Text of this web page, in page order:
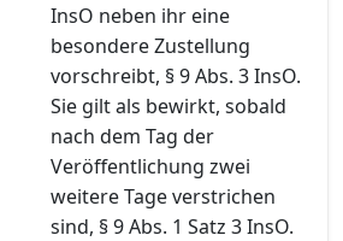
InsO neben ihr eine
besondere Zustellung
vorschreibt, § 9 Abs. 3 InsO.
Sie gilt als bewirkt, sobald
nach dem Tag der
Veröffentlichung zwei
weitere Tage verstrichen
sind, § 9 Abs. 1 Satz 3 InsO.